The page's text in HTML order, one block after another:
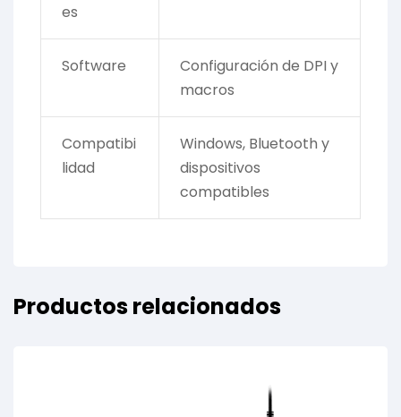
es
Software
Configuración de DPI y
macros
Compatibi
lidad
Windows, Bluetooth y
dispositivos
compatibles
Productos relacionados